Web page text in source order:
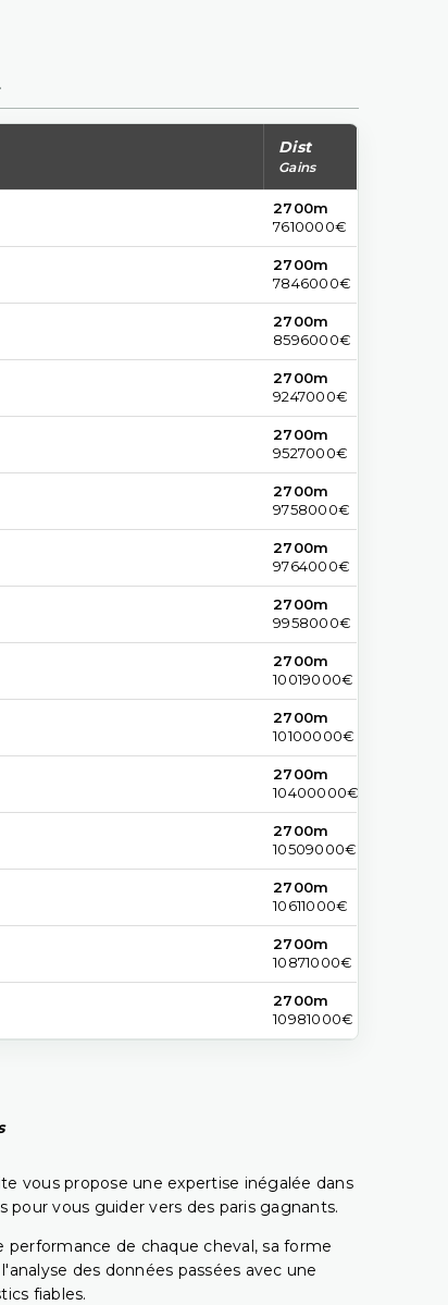
Dist
Gains
2700m
7610000€
2700m
7846000€
2700m
8596000€
2700m
9247000€
2700m
9527000€
2700m
9758000€
2700m
9764000€
2700m
9958000€
2700m
10019000€
2700m
10100000€
2700m
10400000€
2700m
10509000€
2700m
10611000€
2700m
10871000€
2700m
10981000€
vous propose une expertise inégalée dans
vous guider vers des paris gagnants.
de chaque cheval, sa forme
des données passées avec une
fiables.